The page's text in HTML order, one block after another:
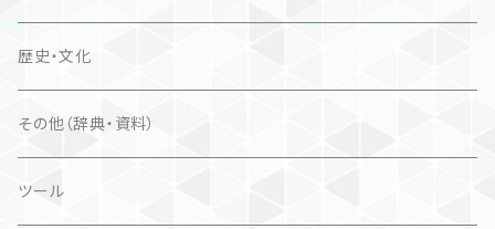
歴史・文化
その他（辞典・資料）
ツール